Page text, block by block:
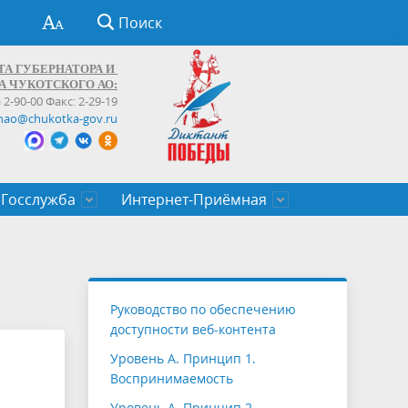
Поиск
ГУБЕРНАТОРА И
ЧУКОТСКОГО АО:
2-90-00 Факс: 2-29-19
gov.ru
Госслужба
служащих Чукотского автономного
Интернет-Приёмная
Руководство по обеспечению
доступности веб-контента
Уровень А. Принцип 1.
Воспринимаемость